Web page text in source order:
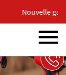
Nouvelle gamme